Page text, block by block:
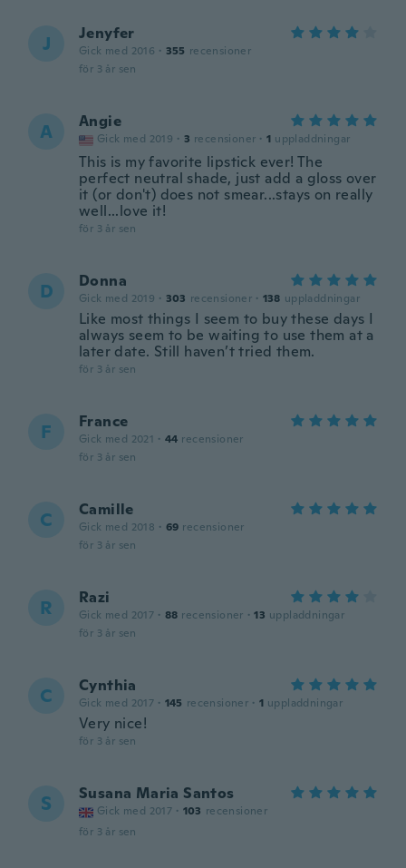
J Jenyfer
Gick med 2016 · 355 recensioner
för 3 år sen
A Angie
Gick med 2019 · 3 recensioner · 1 uppladdningar
This is my favorite lipstick ever! The
perfect neutral shade, just add a gloss over
it (or don't) does not smear...stays on really
well...love it!
för 3 år sen
D Donna
Gick med 2019 · 303 recensioner · 138 uppladdningar
Like most things I seem to buy these days I
always seem to be waiting to use them at a
later date. Still haven’t tried them.
för 3 år sen
F France
Gick med 2021 · 44 recensioner
för 3 år sen
C Camille
Gick med 2018 · 69 recensioner
för 3 år sen
R Razi
Gick med 2017 · 88 recensioner · 13 uppladdningar
för 3 år sen
C Cynthia
Gick med 2017 · 145 recensioner · 1 uppladdningar
Very nice!
för 3 år sen
S Susana Maria Santos
Gick med 2017 · 103 recensioner
för 3 år sen